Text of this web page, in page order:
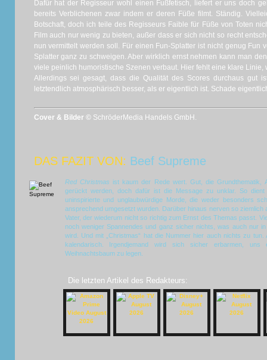
Dafür hat der Regisseur wohl einen Fußfetisch, liefert er uns doch
bereits Verblichenen zwar indem er deren Füße filmt. Ständig.
Botschaft, doch ich teile des Regisseurs Faible für Füße von Toten
Film auch nur wenig zu bieten, außer dass er sich nicht so recht
nun vermittelt werden soll. Für einen Fun-Splatter ist nicht genug Fun
Splatter ganz zu schweigen. Aber wirklich ernst nehmen kann man
viele peinlich humoristische Szenen verbaut. Hier fehlt eine klare Linie,
Allerdings sei gesagt, dass die Qualität des Scores durchaus gut
letztendlich atmosphärisch besser, als er eigentlich ist. Schade
Cover & Bilder © SchröderMedia Handels GmbH.
DAS FAZIT VON: Beef Supreme
Red Christmas ist kaum der Rede wert. Gut, die Grundthematik,
gerückt werden, doch dafür ist die Message zu unklar. So
uninspirierte und unglaubwürdige Morde, die weder besonders
ansprechend umgesetzt wurden. Darüber hinaus nerven so ziemlich
Vater, der wiederum nicht so richtig zum Ernst des Themas passt.
noch weniger Spannendes und ganz sicher nichts, was auch nur
wird. Und mit „Christmas“ hat die Nummer hier auch nichts zu
kalendarisch. Irgendjemand wird sich sicher erbarmen,
Weihnachtsbaum zu legen.
Die letzten Artikel des Redakteurs: